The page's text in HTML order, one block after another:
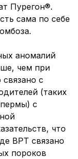
Пурегон®.
сама по себе
аномалий
чем при
с
(таких
с
что
ВРТ связано
пороков